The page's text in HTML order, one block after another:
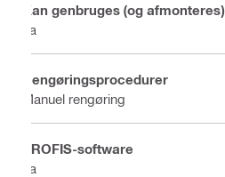
Kan genbruges (og afmonteres)
Ja
Rengøringsprocedurer
Manuel rengøring
PROFIS-software
Ja